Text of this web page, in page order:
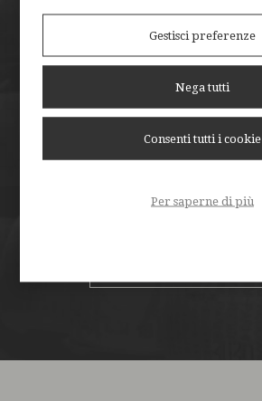
PROTEINE
Gestisci preferenze
Nega tutti
Consenti tutti i cookie
Per saperne di più